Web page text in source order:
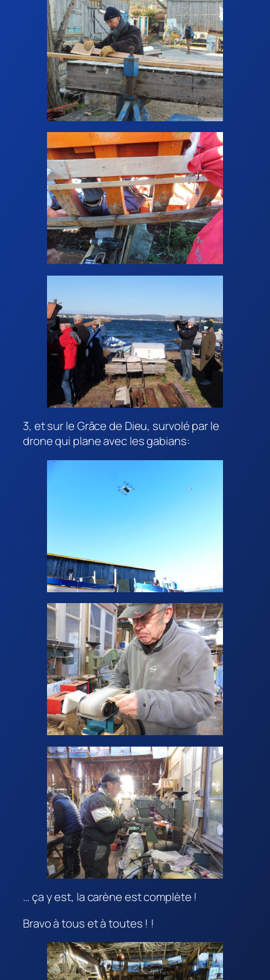
3, et sur le Grâce de Dieu, survolé par le
drone qui plane avec les gabians:
… ça y est, la carène est complète !
Bravo à tous et à toutes ! !